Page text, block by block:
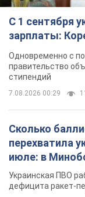
С 1 сентября
зарплаты:
Одновременно с
правительство
стипендий
7.08.2026 00:29
Сколько
перехватила
июле: в
Украинская ПВО
дефицита ракет-